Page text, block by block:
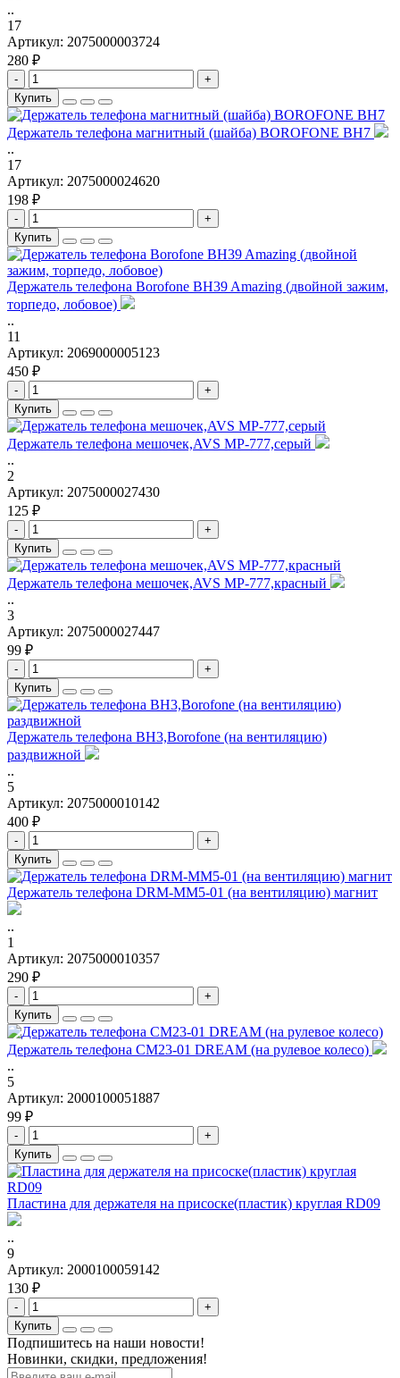
..
17
Артикул: 2075000003724
280 ₽
-
+
Купить
Держатель телефона магнитный (шайба) BOROFONE BH7
..
17
Артикул: 2075000024620
198 ₽
-
+
Купить
Держатель телефона Borofone BH39 Amazing (двойной зажим,
торпедо, лобовое)
..
11
Артикул: 2069000005123
450 ₽
-
+
Купить
Держатель телефона мешочек,AVS MP-777,серый
..
2
Артикул: 2075000027430
125 ₽
-
+
Купить
Держатель телефона мешочек,AVS MP-777,красный
..
3
Артикул: 2075000027447
99 ₽
-
+
Купить
Держатель телефона BH3,Borofone (на вентиляцию)
раздвижной
..
5
Артикул: 2075000010142
400 ₽
-
+
Купить
Держатель телефона DRM-MM5-01 (на вентиляцию) магнит
..
1
Артикул: 2075000010357
290 ₽
-
+
Купить
Держатель телефона CM23-01 DREAM (на рулевое колесо)
..
5
Артикул: 2000100051887
99 ₽
-
+
Купить
Пластина для держателя на присоске(пластик) круглая RD09
..
9
Артикул: 2000100059142
130 ₽
-
+
Купить
Подпишитесь на наши новости!
Новинки, скидки, предложения!